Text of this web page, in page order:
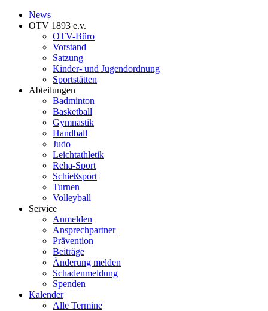
News
OTV 1893 e.v.
OTV-Büro
Vorstand
Satzung
Kinder- und Jugendordnung
Sportstätten
Abteilungen
Badminton
Basketball
Gymnastik
Handball
Judo
Leichtathletik
Reha-Sport
Schießsport
Turnen
Volleyball
Service
Anmelden
Ansprechpartner
Prävention
Beiträge
Änderung melden
Schadenmeldung
Spenden
Kalender
Alle Termine